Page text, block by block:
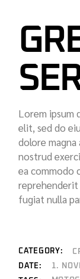
Lorem ipsum
elit, sed do
dolore magna
nostrud
ea commodo
fugiat nulla
CATEGORY:
DATE:
1.